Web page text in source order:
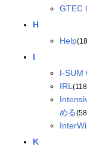
GTEC
H
Help
I
I-SUM
IRL
める
K